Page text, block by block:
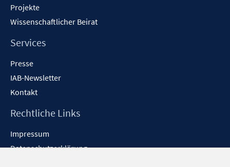
Projekte
Wissenschaftlicher Beirat
Services
Presse
IAB-Newsletter
Kontakt
Rechtliche Links
Impressum
Datenschutzerklärung